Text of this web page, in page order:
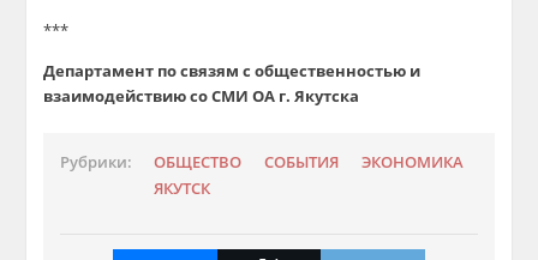
***
Департамент по связям с общественностью и
взаимодействиюсо СМИ ОА г. Якутска
Рубрики: ОБЩЕСТВО СОБЫТИЯ
ЭКОНОМИКА
ЯКУТСК